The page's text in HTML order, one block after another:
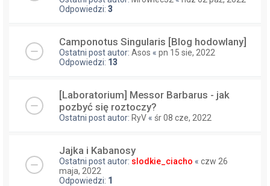
Odpowiedzi: 3
Camponotus Singularis [Blog hodowlany]
Ostatni post autor: Asos « pn 15 sie, 2022
Odpowiedzi: 13
[Laboratorium] Messor Barbarus - jak
pozbyć się roztoczy?
Ostatni post autor: RyV « śr 08 cze, 2022
Jajka i Kabanosy
Ostatni post autor: slodkie_ciacho « czw 26
maja, 2022
Odpowiedzi: 1